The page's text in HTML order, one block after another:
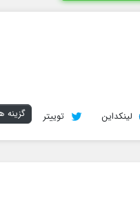
لینکداین توییتر گزینه